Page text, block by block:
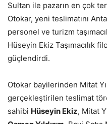
Sultan ile pazarın en çok
Otokar, yeni teslimatını
personel ve turizm
Hüseyin Ekiz Taşımacılık
güçlendirdi.
Otokar bayilerinden Mitat
gerçekleştirilen teslimat
sahibi Hüseyin Ekiz, Mitat